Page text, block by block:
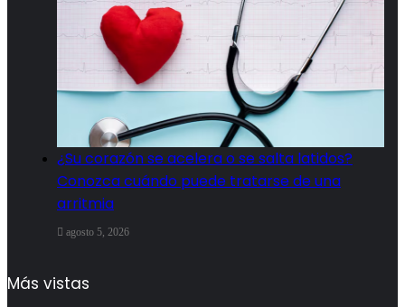
¿Su corazón se acelera o se salta latidos?
Conozca cuándo puede tratarse de una
arritmia
agosto 5, 2026
Más vistas